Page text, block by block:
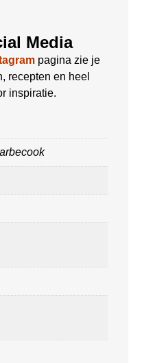
Media
pagina zie je
recepten en heel
inspiratie.